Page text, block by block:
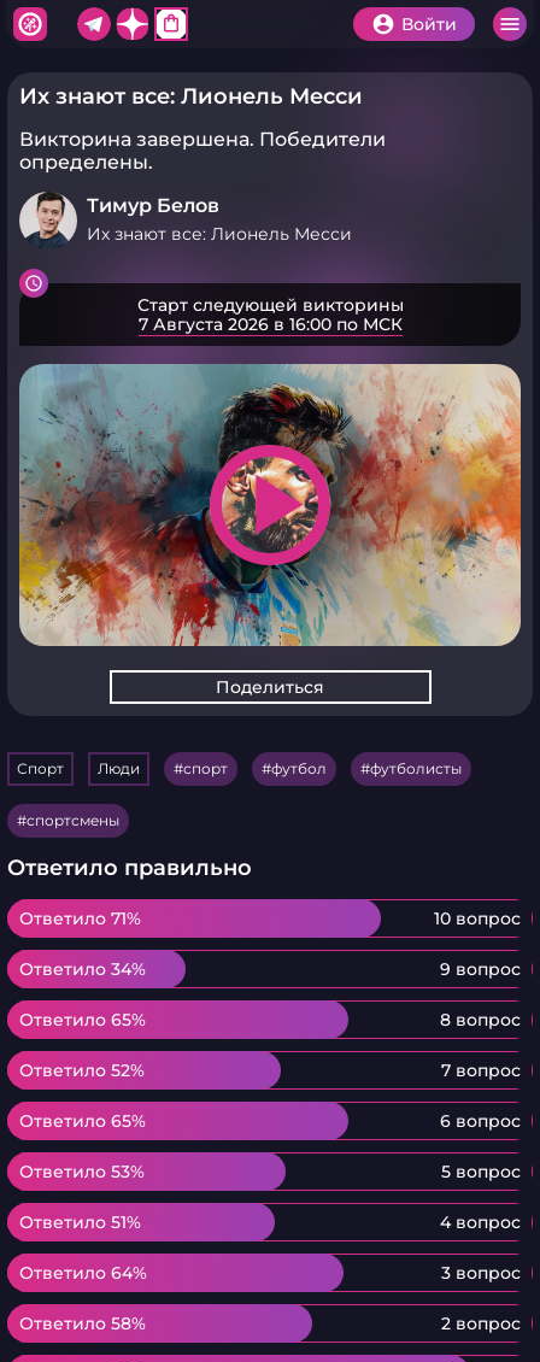
shopping_bag Войти
Их знают все: Лионель Месси
Викторина завершена. Победители
определены.
Тимур Белов
Их знают все: Лионель Месси
Старт следующей викторины
7 Августа 2026 в 16:00 по МСК
play_arrow
Поделиться
Спорт Люди спорт футбол футболисты
спортсмены
Ответило правильно
Ответило 71% 10 вопрос
Ответило 71%
Ответило 34% 9 вопрос
Ответило 34%
Ответило 65% 8 вопрос
Ответило 65%
Ответило 52% 7 вопрос
Ответило 52%
Ответило 65% 6 вопрос
Ответило 65%
Ответило 53% 5 вопрос
Ответило 53%
Ответило 51% 4 вопрос
Ответило 51%
Ответило 64% 3 вопрос
Ответило 64%
Ответило 58% 2 вопрос
Ответило 58%